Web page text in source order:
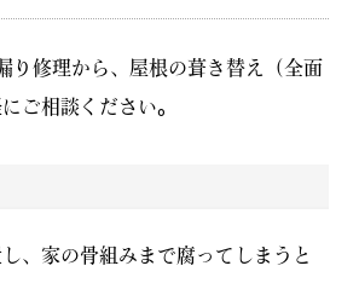
り修理から、屋根の葺き替え（全面
ご相談ください。
、家の骨組みまで腐ってしまうと